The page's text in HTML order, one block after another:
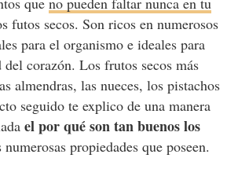
futos secos. Son ricos en numerosos
para el organismo e ideales para
corazón. Los frutos secos más
almendras, las nueces, los pistachos
seguido te explico de una manera
el por qué son tan buenos los
propiedades que poseen.